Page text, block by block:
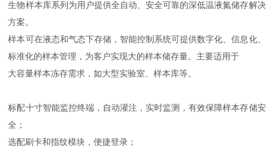
生物样本库系列为用户提供全自动、安全可靠的深低温液氮储存解决
方案。
样本可在液态和气态下存储，智能控制系统可提供数字化、信息化、
标准化的样本管理，为客户实现大的样本储存量。主要适用于
大容量样本冻存需求，如大型实验室、样本库等。
标配十寸智能监控终端，自动灌注，实时监测，有效保障样本存储安
全；
选配刷卡和指纹模块，便捷登录；